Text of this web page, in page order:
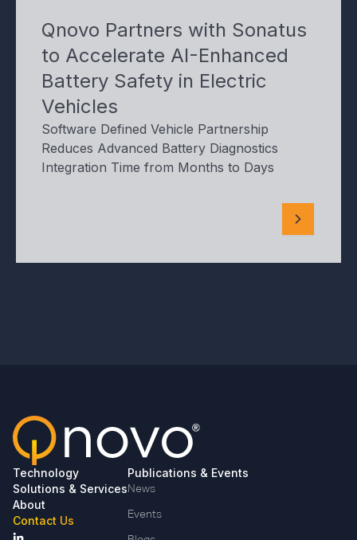
Qnovo Partners with Sonatus
to Accelerate AI-Enhanced
Battery Safety in Electric
Vehicles
Software Defined Vehicle Partnership
Reduces Advanced Battery Diagnostics
Integration Time from Months to Days
Technology
Solutions & Services
About
Contact Us
Publications & Events
News
Events